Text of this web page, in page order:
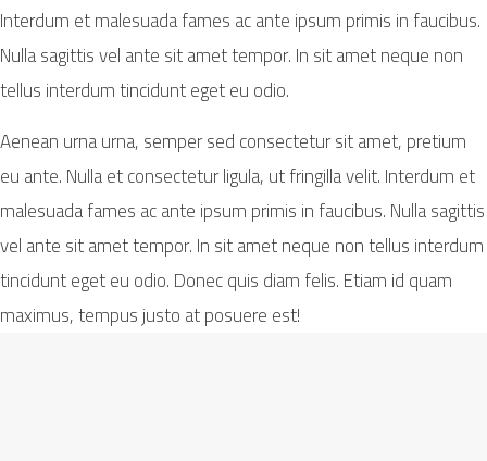
Interdum et malesuada fames ac ante ipsum primis in faucibus.
Nulla sagittis vel ante sit amet tempor. In sit amet neque non
tellus interdum tincidunt eget eu odio.
Aenean urna urna, semper sed consectetur sit amet, pretium
eu ante. Nulla et consectetur ligula, ut fringilla velit. Interdum et
malesuada fames ac ante ipsum primis in faucibus. Nulla sagittis
vel ante sit amet tempor. In sit amet neque non tellus interdum
tincidunt eget eu odio. Donec quis diam felis. Etiam id quam
maximus, tempus justo at posuere est!